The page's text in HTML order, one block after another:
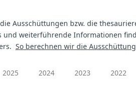
Ausschüttungen bzw. die
und weiterführende Informationen
So berechnen wir die
2025 2024 2023 2022